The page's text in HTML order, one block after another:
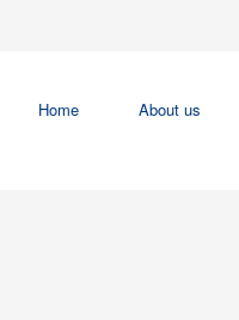
Home About us